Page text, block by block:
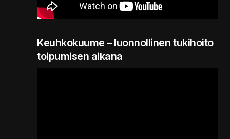
Keuhkokuume – luonnollinen tukihoito
toipumisen aikana